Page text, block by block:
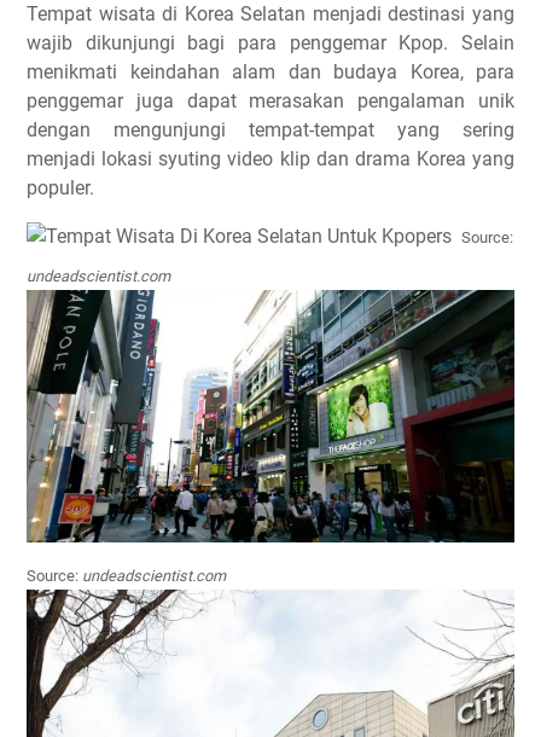
Tempat wisata di Korea Selatan menjadi destinasi yang
wajib dikunjungi bagi para penggemar Kpop. Selain
menikmati keindahan alam dan budaya Korea, para
penggemar juga dapat merasakan pengalaman unik
dengan mengunjungi tempat-tempat yang sering
menjadi lokasi syuting video klip dan drama Korea yang
populer.
Source:
undeadscientist.com
Source: undeadscientist.com